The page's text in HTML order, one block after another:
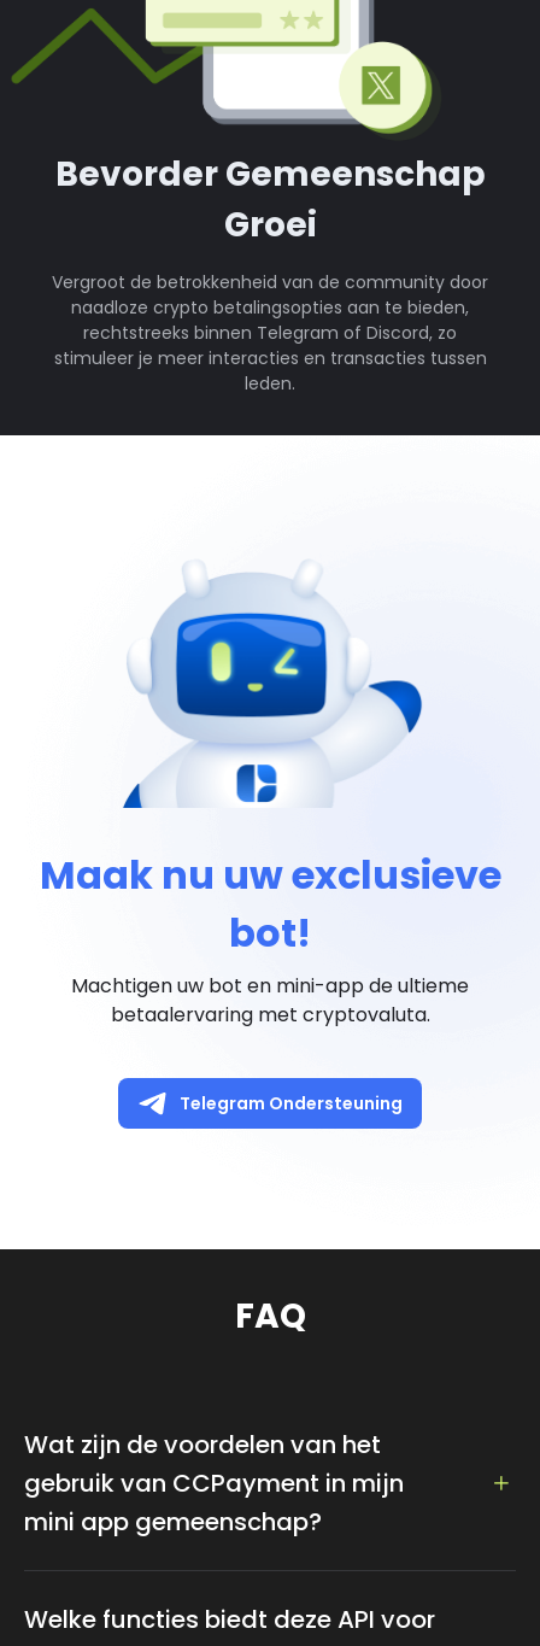
Bevorder Gemeenschap
Groei
Vergroot de betrokkenheid van de community door
naadloze crypto betalingsopties aan te bieden,
rechtstreeks binnen Telegram of Discord, zo
stimuleer je meer interacties en transacties tussen
leden.
Maak nu uw exclusieve
bot!
Machtigen uw bot en mini-app de ultieme
betaalervaring met cryptovaluta.
Telegram Ondersteuning
FAQ
Wat zijn de voordelen van het
gebruik van CCPayment in mijn
mini app gemeenschap?
gemeenschap door naadloze cryptocurrency
Welke functies biedt deze API voor